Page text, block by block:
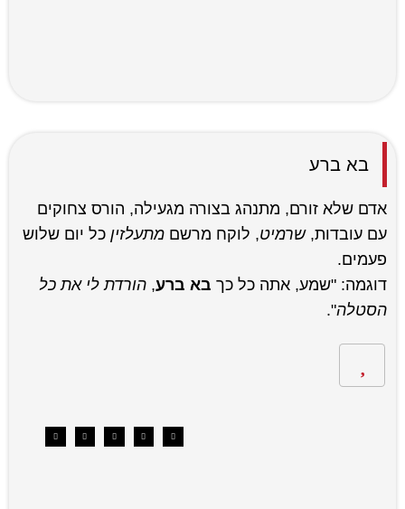
בא ברע
אדם שלא זורם, מתנהג בצורה מגעילה, הורס צחוקים
עם עובדות,שרמיט, לוקח מרשם מתעלזין כל יום שלוש
פעמים.
דוגמה: "שמע, אתה כל כך בא ברע, הורדת לי את כל
הסטלה".